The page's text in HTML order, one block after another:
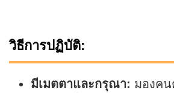
วิธีการปฏิบัติ:
มีเมตตาและกรุณา: มองค